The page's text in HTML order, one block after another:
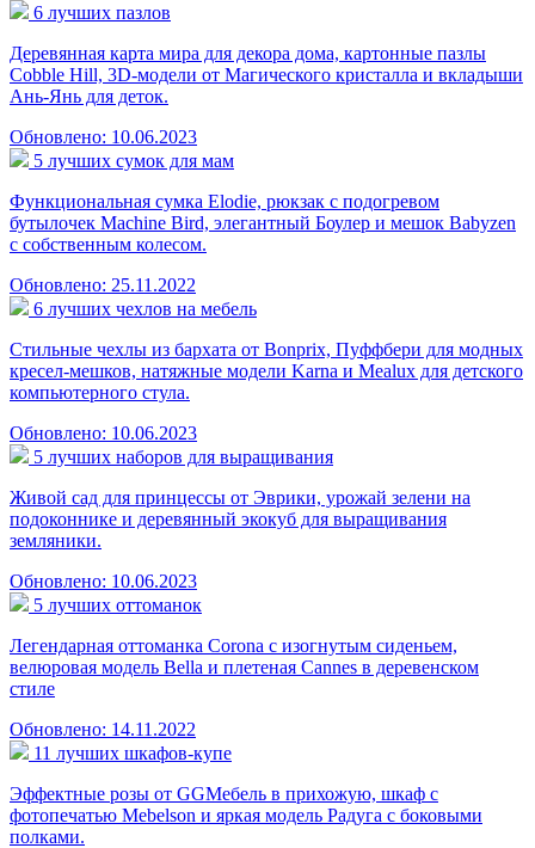
6 лучших пазлов
Деревянная карта мира для декора дома, картонные пазлы
Cobble Hill, 3D-модели от Магического кристалла и вкладыши
Ань-Янь для деток.
Обновлено: 10.06.2023
5 лучших сумок для мам
Функциональная сумка Elodie, рюкзак с подогревом
бутылочек Machine Bird, элегантный Боулер и мешок Babyzen
с собственным колесом.
Обновлено: 25.11.2022
6 лучших чехлов на мебель
Стильные чехлы из бархата от Bonprix, Пуффбери для модных
кресел-мешков, натяжные модели Karna и Mealux для детского
компьютерного стула.
Обновлено: 10.06.2023
5 лучших наборов для выращивания
Живой сад для принцессы от Эврики, урожай зелени на
подоконнике и деревянный экокуб для выращивания
земляники.
Обновлено: 10.06.2023
5 лучших оттоманок
Легендарная оттоманка Corona с изогнутым сиденьем,
велюровая модель Bella и плетеная Cannes в деревенском
стиле
Обновлено: 14.11.2022
11 лучших шкафов-купе
Эффектные розы от GGМебель в прихожую, шкаф с
фотопечатью Mebelson и яркая модель Радуга с боковыми
полками.